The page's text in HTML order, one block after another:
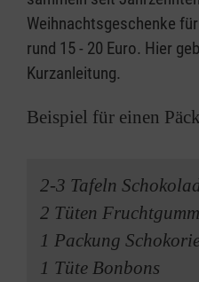
Weihnachtsgeschenke
rund 15 - 20 Euro. Hier
Kurzanleitung.
Beispiel für einen
2-3 Tafeln
2 Tüten
1 Packung
1 Tüte Bonbons